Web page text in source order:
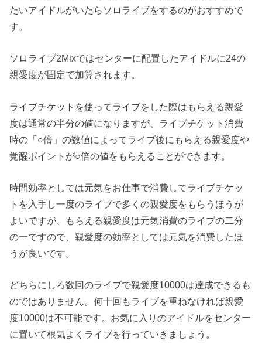
たいアイドルがいたらソロライブをするのがおすすめで
す。
ソロライブ2Mixではセンターに配置したアイドルに24の
親愛度が固定で加算されます。
ライブチケットを使ってライブをした際はもらえる親愛
度は通常の半分の値になりますが、ライブチケット消費
時の「○倍」の数値によってライブ後にもらえる親愛度や
覚醒ポイントが○倍の値をもらえることができます。
時間効率としては元気をお仕事で消費してライブチケッ
トを入手し一度のライブで多くの親愛度をもらうほうが
よいですが、もらえる親愛度は元気消費のライブの二分
の一ですので、親愛度の効率としては元気を消費したほ
うが良いです。
どちらにしろ数回のライブで親愛度10000は達成できるも
のではありません。何十回もライブを重ねなければ親愛
度10000は不可能です。お気に入りのアイドルをセンター
に置いて根気よくライブを行っていきましょう。